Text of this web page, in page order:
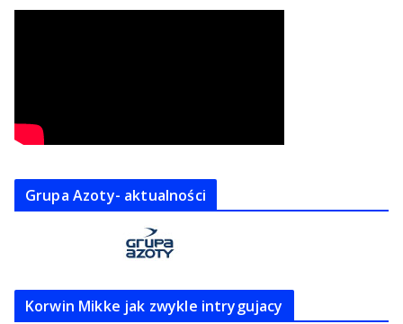
Grupa Azoty- aktualności
Korwin Mikke jak zwykle intrygujacy